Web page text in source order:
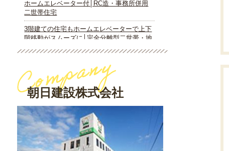
朝日建設株式会社